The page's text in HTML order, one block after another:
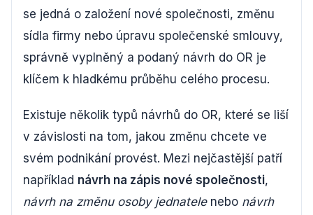
se jedná o založení nové společnosti, změnu
sídla firmy nebo úpravu společenské smlouvy,
správně vyplněný a podaný návrh do OR je
klíčem k hladkému průběhu celého procesu.
Existuje několik typů návrhů do OR, které se liší
v závislosti na tom, jakou změnu chcete ve
svém podnikání provést. Mezi nejčastější patří
například návrh na zápis nové společnosti,
návrh na změnu osoby jednatelenebo návrh